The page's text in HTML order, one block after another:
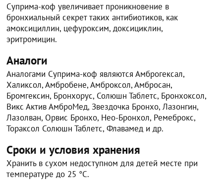
Суприма-коф увеличивает проникновение в
бронхиальный секрет таких антибиотиков, как
амоксициллин, цефуроксим, доксициклин,
эритромицин.
Аналоги
Аналогами Суприма-коф являются Амброгексал,
Халиксол, Амбробене, Амброксол, Амбросан,
Бромгексин, Бронхорус, Солюшн Таблетс, Бронхоксол,
Викс Актив АмброМед, Звездочка Бронхо, Лазонгин,
Лазолван, Орвис Бронхо, Нео-Бронхол, Ремеброкс,
Тораксол Солюшн Таблетс, Флавамед и др.
Сроки и условия хранения
Хранить в сухом недоступном для детей месте при
температуре до 25 °С.